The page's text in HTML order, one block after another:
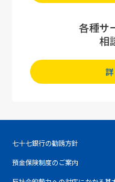
各種サ
相
七十七銀行の勧誘方針
預金保険制度のご案内